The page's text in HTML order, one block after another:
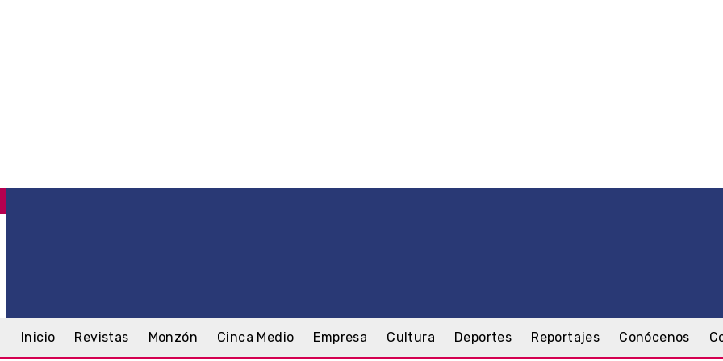
Inicio Revistas Monzón Cinca Medio Empresa Cultura Deportes Reportajes Conócenos